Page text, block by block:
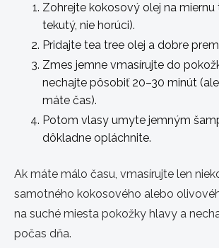
Zohrejte kokosový olej na
tekutý, nie horúci).
Pridajte tea tree olej a dobre
Zmes jemne vmasírujte do
nechajte pôsobiť 20–30 minút
máte čas).
Potom vlasy umyte jemným
dôkladne opláchnite.
Ak máte málo času, vmasírujte len
samotného kokosového alebo
na suché miesta pokožky hlavy a
počas dňa.